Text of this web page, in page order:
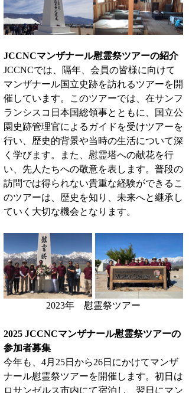
JCCNCマンザナール慰霊祭ツアーの紹介
JCCNCでは、隔年、会員の皆様に向けて
マンザナール国立史跡を訪れるツアーを開
催しています。このツアーでは、在サンフ
ランシスコ日本国総領事とともに、国立公
園史跡管理官によるガイドを受けツアーを
行い、歴史的背景や当時の生活について深
く学びます。また、慰霊塔への献花を行
い、先人たちへの敬意を表します。普段の
訪問では得られない貴重な経験ができるこ
のツアーは、歴史を知り、未来へと継承し
ていく大切な機会となります。
2023年　慰霊祭ツアー
2025 JCCNCマンザナール慰霊祭ツアーの
参加者募集
今年も、4月25日から26日にかけてマンザ
ナール慰霊祭ツアーを開催します。初日は
ロサンゼルス市内にて宿泊し、翌日にマン